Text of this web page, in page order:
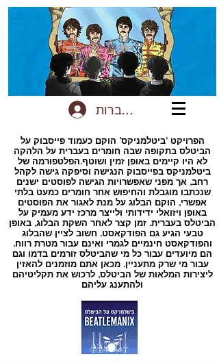
להתחברות
הפרויקט ‘ביטלמניקס’ הוקם כעמוד פייסבוק על
הביטלס בתקופה שבה חומרים בעברית על הלהקה
לא היו קיימים באופן זמין ושוטף.הפלטפורמה של
ביטלמניקס בפייסבוק הנגישה וסיפקה גישה לקהל
רחב, אך מפני שאפשרויות הגישה לפוסטים ישנים
שנכתבו מוגבלת והחיפוש אחר חומרים כמעט בלתי
אפשרי, הוקם הבלוג על מנת לאגור את הפוסטים
באופן ויזואלי ידידותי ולייצר מרכז ידע מעמיק על
הביטלס בעברית. זמן קצר לאחר השקת הבלוג, באופן
טבעי הגיע גם הפודקאסט. חשוב לציין שהבלוג
והפודקאסט חינמיים לגמרי ואינם עבור מטרת רווח.
הם מיועדים עבור כל מי שהביטלס זורמים בדמו וגם
עבור מי שרק מתעניין. מכאן אתם מוזמנים להאזין
ליצירות המלאות של הביטלס, לרכוש את תקליטיהם
ולהתענג עליהם